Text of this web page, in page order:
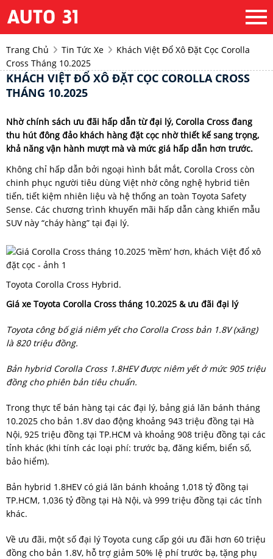
Trang Chủ Tin Tức Xe
Khách Việt Đổ Xô Đặt Cọc Corolla
Cross Tháng 10.2025
KHÁCH VIỆT ĐỔ XÔ ĐẶT CỌC COROLLA CROSS
THÁNG 10.2025
Nhờ chính sách ưu đãi hấp dẫn từ đại lý, Corolla Cross đang
thu hút đông đảo khách hàng đặt cọc nhờ thiết kế sang trọng,
khả năng vận hành mượt mà và mức giá hấp dẫn hơn trước.
Không chỉ hấp dẫn bởi ngoại hình bắt mắt, Corolla Cross còn
chinh phục người tiêu dùng Việt nhờ công nghệ hybrid tiên
tiến, tiết kiệm nhiên liệu và hệ thống an toàn Toyota Safety
Sense. Các chương trình khuyến mãi hấp dẫn càng khiến mẫu
SUV này “cháy hàng” tại đại lý.
Toyota Corolla Cross Hybrid.
Giá xe Toyota Corolla Cross tháng 10.2025 & ưu đãi đại lý
Toyota công bố giá niêm yết cho Corolla Cross bản 1.8V (xăng)
là 820 triệu đồng.
Bản hybrid Corolla Cross 1.8HEV được niêm yết ở mức 905 triệu
đồng cho phiên bản tiêu chuẩn.
Trong thực tế bán hàng tại các đại lý, bảng giá lăn bánh tháng
10.2025 cho bản 1.8V dao động khoảng 943 triệu đồng tại Hà
Nội, 925 triệu đồng tại TP.HCM và khoảng 908 triệu đồng tại các
tỉnh khác (khi tính các loại phí: trước bạ, đăng kiểm, biển số,
bảo hiểm).
Bản hybrid 1.8HEV có giá lăn bánh khoảng 1,018 tỷ đồng tại
TP.HCM, 1,036 tỷ đồng tại Hà Nội, và 999 triệu đồng tại các tỉnh
khác.
Về ưu đãi, một số đại lý Toyota cung cấp gói ưu đãi hơn 60 triệu
đồng cho bản 1.8V, hỗ trợ giảm 50% lệ phí trước bạ, tặng phụ